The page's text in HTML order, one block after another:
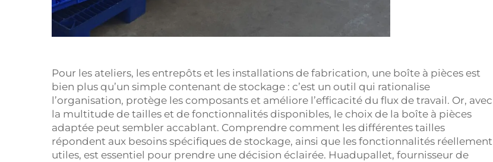
Pour les ateliers, les entrepôts et les installations de fabrication, une boîte à pièces est
bien plus qu’un simple contenant de stockage : c’est un outil qui rationalise
l’organisation, protège les composants et améliore l’efficacité du flux de travail. Or, avec
la multitude de tailles et de fonctionnalités disponibles, le choix de la boîte à pièces
adaptée peut sembler accablant. Comprendre comment les différentes tailles
répondent aux besoins spécifiques de stockage, ainsi que les fonctionnalités réellement
utiles, est essentiel pour prendre une décision éclairée. Huadupallet, fournisseur de